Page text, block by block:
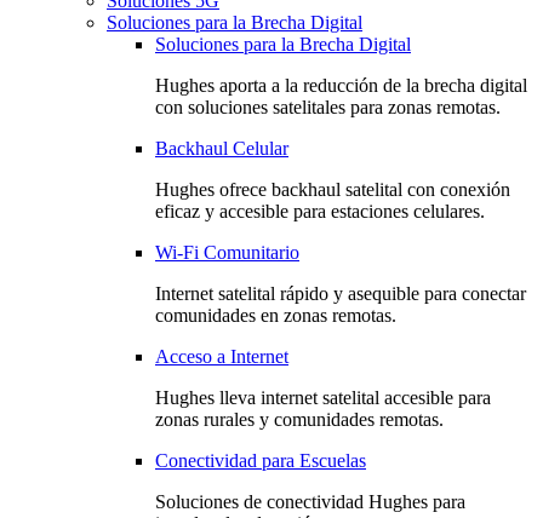
Soluciones para la Brecha Digital
Soluciones para la Brecha Digital
Hughes aporta a la reducción de la brecha digital
con soluciones satelitales para zonas remotas.
Backhaul Celular
Hughes ofrece backhaul satelital con conexión
eficaz y accesible para estaciones celulares.
Wi-Fi Comunitario
Internet satelital rápido y asequible para conectar
comunidades en zonas remotas.
Acceso a Internet
Hughes lleva internet satelital accesible para
zonas rurales y comunidades remotas.
Conectividad para Escuelas
Soluciones de conectividad Hughes para